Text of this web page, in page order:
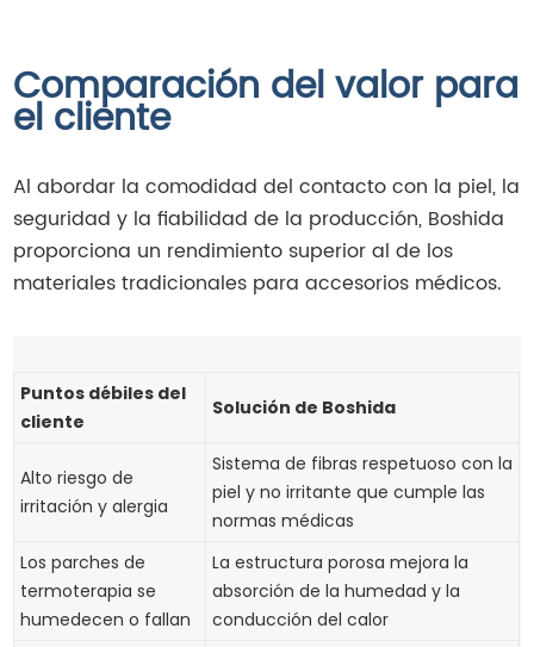
Comparación del valor para
el cliente
Al abordar la comodidad del contacto con la piel, la
seguridad y la fiabilidad de la producción, Boshida
proporciona un rendimiento superior al de los
materiales tradicionales para accesorios médicos.
Puntos débiles del
cliente
Solución de Boshida
Alto riesgo de
irritación y alergia
Sistema de fibras respetuoso con la
piel y no irritante que cumple las
normas médicas
Los parches de
termoterapia se
humedecen o fallan
La estructura porosa mejora la
absorción de la humedad y la
conducción del calor